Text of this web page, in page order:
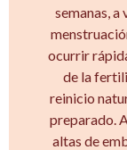
semanas, a
ocurrir
de la
reinicio
preparado.
altas de